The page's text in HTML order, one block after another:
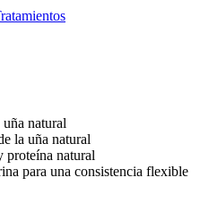
natural
la uña natural
proteína natural
para una consistencia flexible